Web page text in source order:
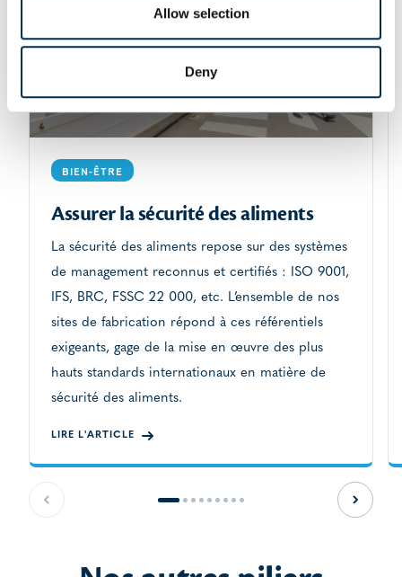
Allow selection
Deny
BIEN-ÊTRE
Assurer la sécurité des aliments
La sécurité des aliments repose sur des systèmes
de management reconnus et certifiés : ISO 9001,
IFS, BRC, FSSC 22 000, etc. L’ensemble de nos
sites de fabrication répond à ces référentiels
exigeants, gage de la mise en œuvre des plus
hauts standards internationaux en matière de
sécurité des aliments.
LIRE L'ARTICLE
Slide précédente Slide